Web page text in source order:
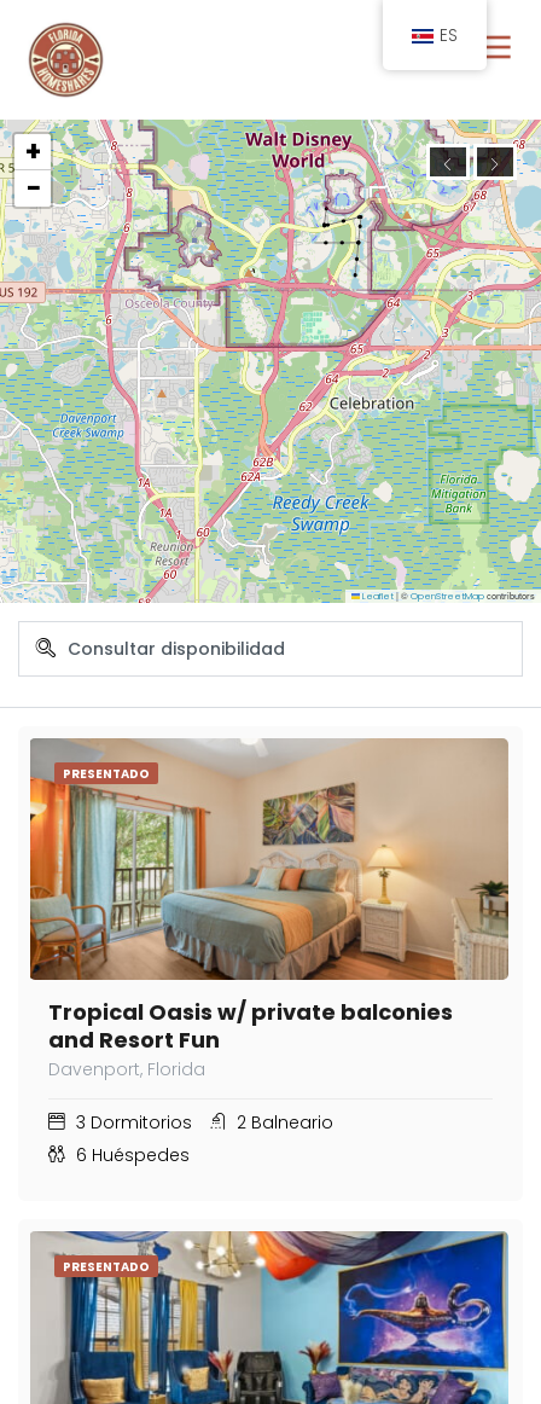
+
−
Leaflet|©OpenStreetMapcontributors
PRESENTADO
Tropical Oasis w/ private balconies
and Resort Fun
Davenport, Florida
3 Dormitorios 2 Balneario
6 Huéspedes
PRESENTADO
ES